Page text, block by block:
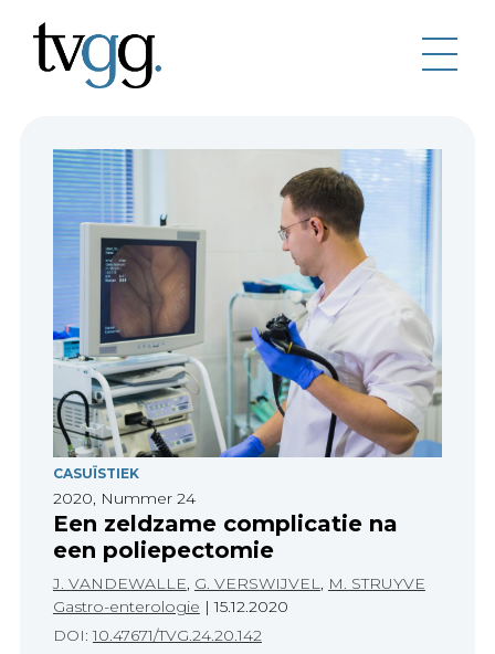
CASUÏSTIEK
2020, Nummer 24
Een zeldzame complicatie na
een poliepectomie
J. VANDEWALLE, G. VERSWIJVEL, M. STRUYVE
Gastro-enterologie |15.12.2020
DOI:10.47671/TVG.24.20.142